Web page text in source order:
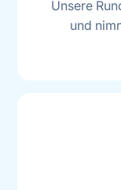
Unsere
und